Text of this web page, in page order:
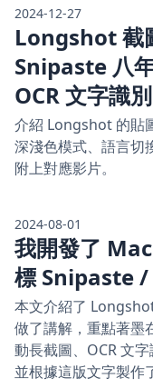
2024-12-27
Longshot 截
Snipaste 八
OCR 文字識別
介紹 Longshot 的貼
深淺色模式、語言切
附上對應影片。
2024-08-01
我開發了
標 Snipaste /
本文介紹了
做了講解，重點著墨
動長截圖、OCR 文
並根據這版文字製作